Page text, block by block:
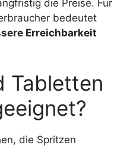
die Preise. Für
bedeutet
Erreichbarkeit
Tabletten
die Spritzen